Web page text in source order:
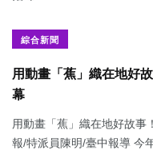
綜合新聞
用動畫「蕉」織在地好
幕
用動畫「蕉」織在地好故事
報/特派員陳明/臺中報導 今